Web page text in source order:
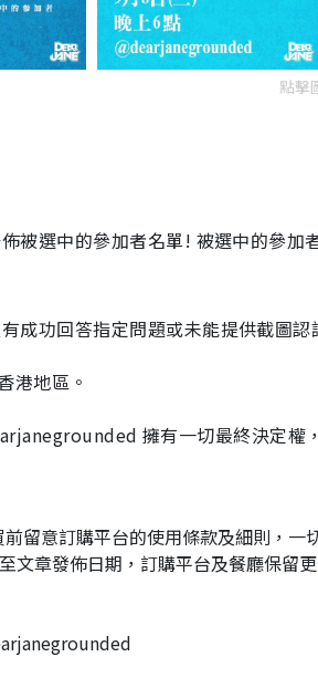
點擊
被選中的參加者名單! 被選中的參
成功回答指定問題或未能提供截圖
港地區。
擁有一切最終決定權
留意訂購平台的使用條款及細則，
文章發佈日期，訂購平台及餐廳保留